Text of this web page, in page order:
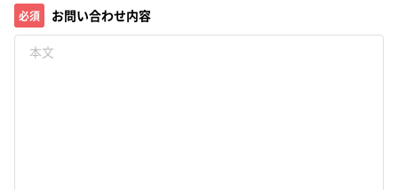
必須 お問い合わせ内容